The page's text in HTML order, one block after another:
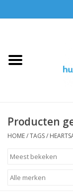
EHBO
Pax tassen
Producten
HOME/TAGS/